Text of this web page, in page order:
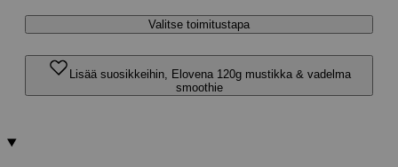
Valitse toimitustapa
Lisää suosikkeihin, Elovena 120g mustikka & vadelma
smoothie